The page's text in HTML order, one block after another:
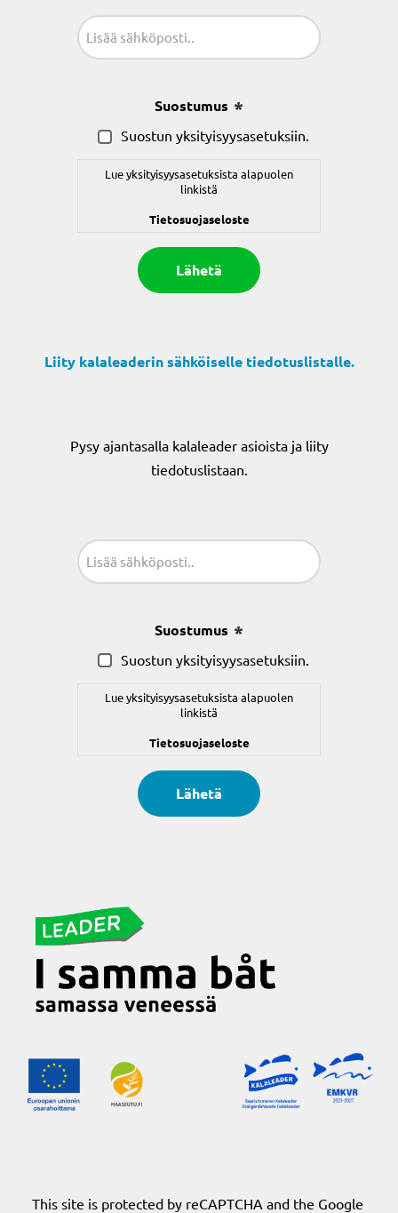
Suostumus
Suostun yksityisyysasetuksiin.
Lue yksityisyysasetuksista alapuolen
linkistä
Tietosuojaseloste
Liity kalaleaderin sähköiselle tiedotuslistalle.
Pysy ajantasalla kalaleader asioista ja liity
tiedotuslistaan.
Suostumus
Suostun yksityisyysasetuksiin.
Lue yksityisyysasetuksista alapuolen
linkistä
Tietosuojaseloste
This site is protected by reCAPTCHA and the Google